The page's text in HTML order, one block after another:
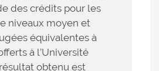
des crédits pour les
niveaux moyen et
équivalentes à
à l’Université
obtenu est